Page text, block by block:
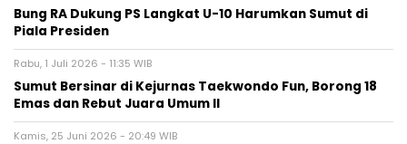
Bung RA Dukung PS Langkat U-10 Harumkan Sumut di
Piala Presiden
Rabu, 1 Juli 2026 - 11:35 WIB
Sumut Bersinar di Kejurnas Taekwondo Fun, Borong 18
Emas dan Rebut Juara Umum II
Kamis, 25 Juni 2026 - 20:49 WIB